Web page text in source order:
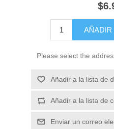
Please select the